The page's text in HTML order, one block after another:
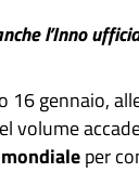
l’Inno
16 gennaio,
volume
per